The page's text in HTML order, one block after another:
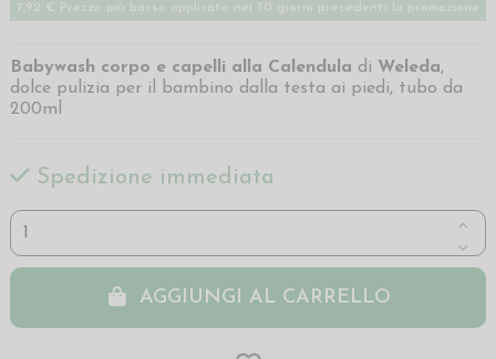
7,92 € Prezzo più basso applicato nei 30 giorni precedenti la promozione
Babywash corpo e capelli alla Calendula di Weleda,
dolce pulizia per il bambino dalla testa ai piedi, tubo da
200ml
Spedizione immediata
AGGIUNGI AL CARRELLO